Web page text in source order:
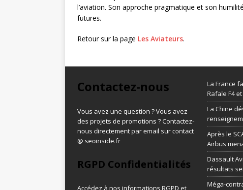
l’aviation. Son approche pragmatique et son
futures.
Retour sur la page Les Aviateurs.
Contactez-nous
Vous avez une question ? Vous avez
des projets de promotions ? Contactez-
nous directement par email sur contact
@ seoinside.fr
RGPD Confidentialités
La France
Rafale F4
La Chine
Après le
Airbus
Dassault
résultats
Méga-